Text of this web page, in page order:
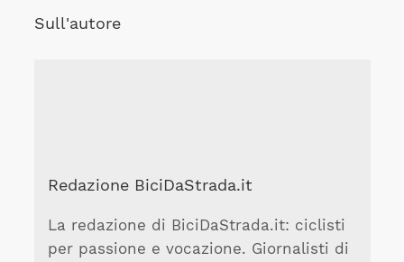
Sull'autore
Redazione BiciDaStrada.it
La redazione di BiciDaStrada.it: ciclisti
per passione e vocazione. Giornalisti di